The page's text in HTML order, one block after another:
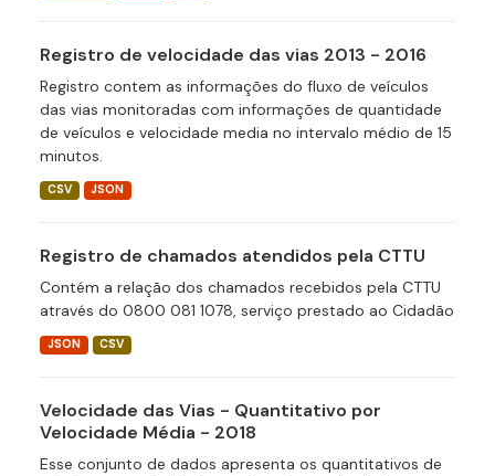
Registro de velocidade das vias 2013 - 2016
Registro contem as informações do fluxo de veículos
das vias monitoradas com informações de quantidade
de veículos e velocidade media no intervalo médio de 15
minutos.
CSV JSON
Registro de chamados atendidos pela CTTU
Contém a relação dos chamados recebidos pela CTTU
através do 0800 081 1078, serviço prestado ao Cidadão
JSON CSV
Velocidade das Vias - Quantitativo por
Velocidade Média - 2018
Esse conjunto de dados apresenta os quantitativos de